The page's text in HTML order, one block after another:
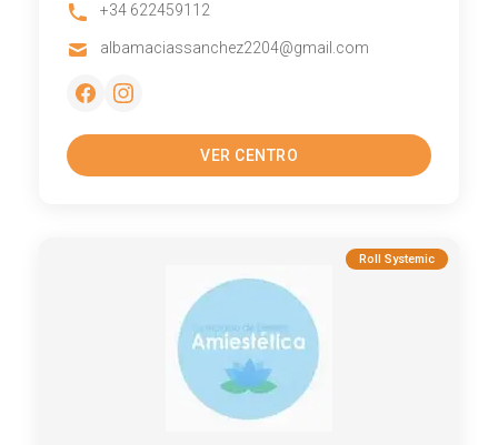
+34 622459112
albamaciassanchez2204@gmail.com
VER CENTRO
Roll Systemic